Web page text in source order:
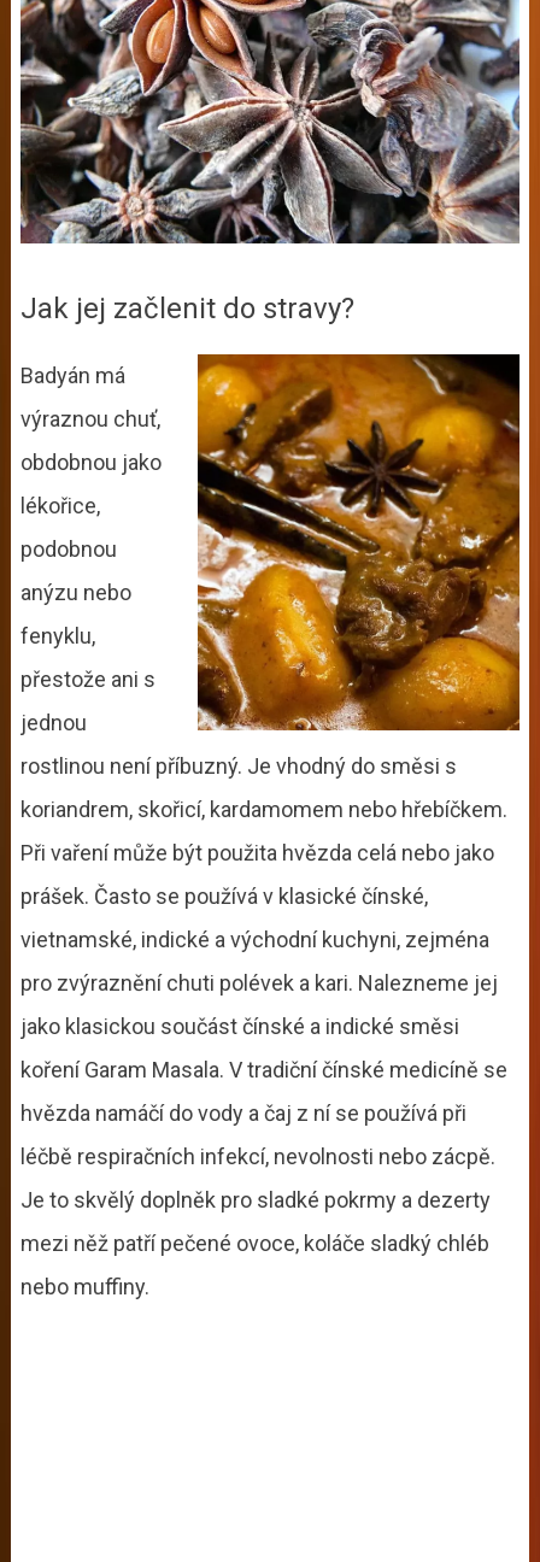
Jak jej začlenit do stravy?
Badyán má
výraznou chuť,
obdobnou jako
lékořice,
podobnou
anýzu nebo
fenyklu,
přestože ani s
jednou
rostlinou není příbuzný. Je vhodný do směsi s
koriandrem, skořicí, kardamomem nebo hřebíčkem.
Při vaření může být použita hvězda celá nebo jako
prášek. Často se používá v klasické čínské,
vietnamské, indické a východní kuchyni, zejména
pro zvýraznění chuti polévek a kari. Nalezneme jej
jako klasickou součást čínské a indické směsi
koření Garam Masala. V tradiční čínské medicíně se
hvězda namáčí do vody a čaj z ní se používá při
léčbě respiračních infekcí, nevolnosti nebo zácpě.
Je to skvělý doplněk pro sladké pokrmy a dezerty
mezi něž patří pečené ovoce, koláče sladký chléb
nebo muffiny.